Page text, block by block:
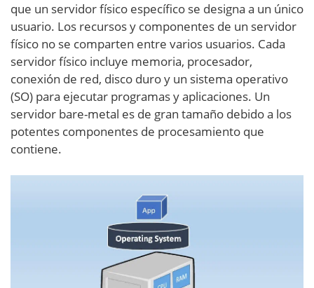
que un servidor físico específico se designa a un único
usuario. Los recursos y componentes de un servidor
físico no se comparten entre varios usuarios. Cada
servidor físico incluye memoria, procesador,
conexión de red, disco duro y un sistema operativo
(SO) para ejecutar programas y aplicaciones. Un
servidor bare-metal es de gran tamaño debido a los
potentes componentes de procesamiento que
contiene.